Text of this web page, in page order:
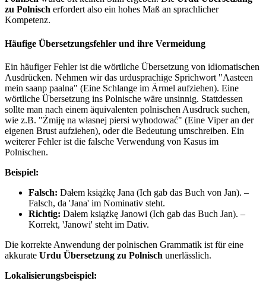
zu Polnisch erfordert also ein hohes Maß an sprachlicher
Kompetenz.
Häufige Übersetzungsfehler und ihre Vermeidung
Ein häufiger Fehler ist die wörtliche Übersetzung von idiomatischen
Ausdrücken. Nehmen wir das urdusprachige Sprichwort "Aasteen
mein saanp paalna" (Eine Schlange im Ärmel aufziehen). Eine
wörtliche Übersetzung ins Polnische wäre unsinnig. Stattdessen
sollte man nach einem äquivalenten polnischen Ausdruck suchen,
wie z.B. "Żmiję na własnej piersi wyhodować" (Eine Viper an der
eigenen Brust aufziehen), oder die Bedeutung umschreiben. Ein
weiterer Fehler ist die falsche Verwendung von Kasus im
Polnischen.
Beispiel:
Falsch: Dałem książkę Jana (Ich gab das Buch von Jan). –
Falsch, da 'Jana' im Nominativ steht.
Richtig: Dałem książkę Janowi (Ich gab das Buch Jan). –
Korrekt, 'Janowi' steht im Dativ.
Die korrekte Anwendung der polnischen Grammatik ist für eine
akkurate Urdu Übersetzung zu Polnisch unerlässlich.
Lokalisierungsbeispiel: